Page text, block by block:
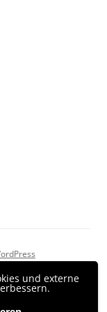
und externe